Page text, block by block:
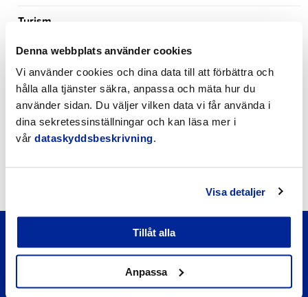
Denna webbplats använder cookies
Vi använder cookies och dina data till att förbättra och
hålla alla tjänster säkra, anpassa och mäta hur du
använder sidan. Du väljer vilken data vi får använda i
dina sekretessinställningar och kan läsa mer i
vår dataskyddsbeskrivning.
Visa detaljer
Tillåt alla
Anpassa
Turism
Händelsekalender
Möteskalender
Nyheter
Kungörelser